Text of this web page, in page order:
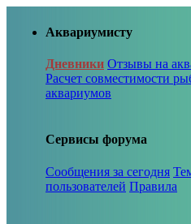
Аквариумисту
Дневники Отзывы на
Расчет совместимости
аквариумов
Сервисы форума
Сообщения за сегодня
пользователей Правила